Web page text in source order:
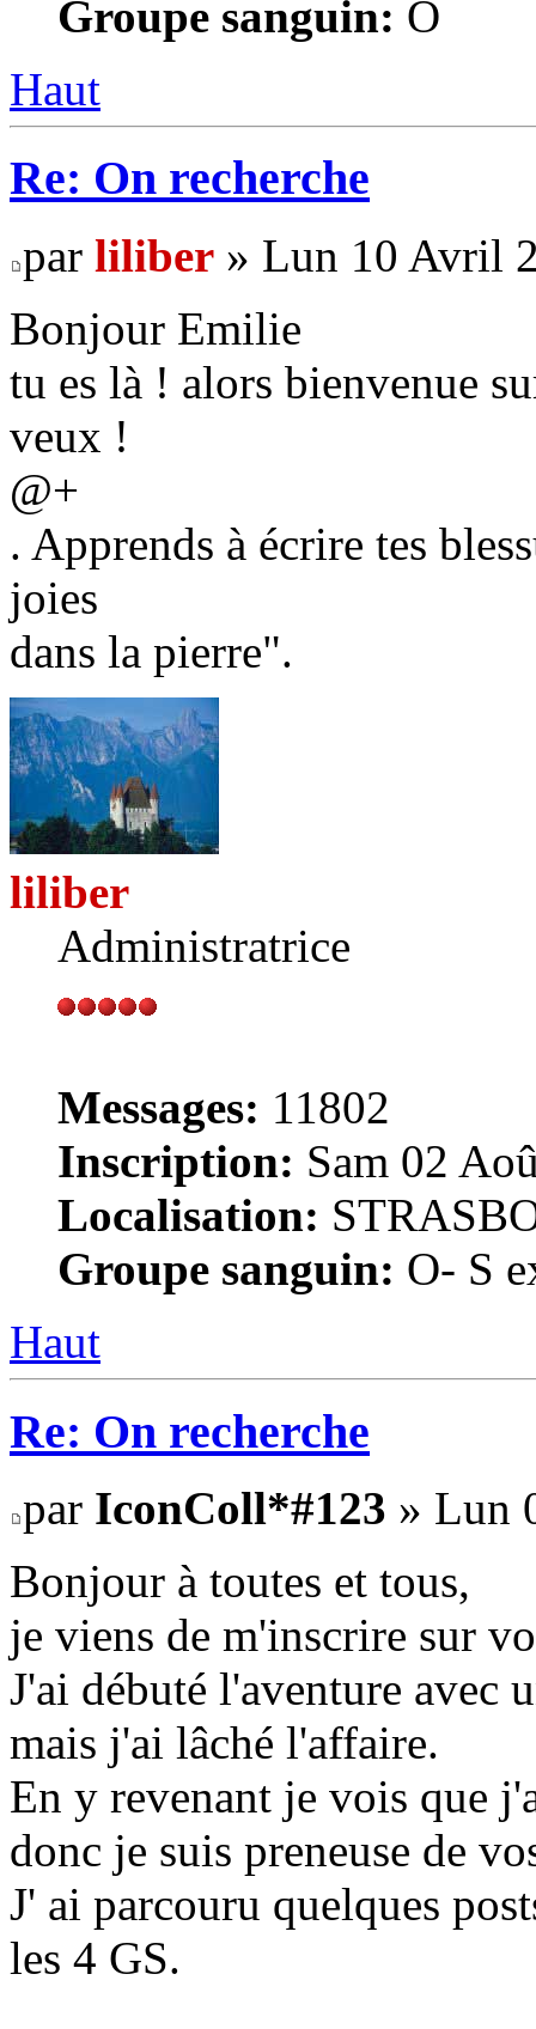
Groupe sanguin: O
Haut
Re: On recherche
par liliber » Lun 10 Avril
Bonjour Emilie
tu es là ! alors bienvenue
veux !
@+
. Apprends à écrire tes
joies
dans la pierre".
liliber
Administratrice
Messages: 11802
Inscription: Sam 02
Localisation:
Groupe sanguin: O- S
Haut
Re: On recherche
par IconColl*#123 » Lun
Bonjour à toutes et tous,
je viens de m'inscrire sur
J'ai débuté l'aventure avec
mais j'ai lâché l'affaire.
En y revenant je vois que
donc je suis preneuse de
J' ai parcouru quelques
les 4 GS.